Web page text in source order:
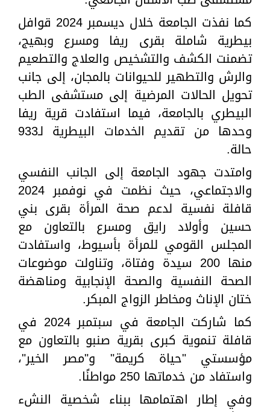
كما نفذت الجامعة خلال ديسمبر 2024 قوافل
بيطرية شاملة بقرى ريفا ومسرع وبهيج،
تضمنت الكشف والتشخيص والعلاج والتطعيم
والرش والتطهير للحيوانات بالمجان، إلى جانب
تحويل الحالات المرضية إلى مستشفى الطب
البيطري بالجامعة، فيما استفادت قرية ريفا
وحدها من تقديم الخدمات البيطرية لـ933
حالة.
وامتدت جهود الجامعة إلى الجانب النفسي
والاجتماعي، حيث نظمت في نوفمبر 2024
قافلة نفسية لدعم صحة المرأة بقرى بني
حسين وأولاد رايق ومسرع بالتعاون مع
المجلس القومي للمرأة بأسيوط، واستفادت
منها 200 سيدة وفتاة، وتناولت موضوعات
الصحة النفسية والصحة الإنجابية ومناهضة
ختان الإناث ومخاطر الزواج المبكر.
كما شاركت الجامعة في سبتمبر 2024 في
قافلة تنموية كبرى بقرية صنبو بالتعاون مع
مؤسستي "حياة كريمة" و"مصر الخير"،
واستفاد من خدماتها 250 مواطنًا.
وفي إطار اهتمامها ببناء شخصية النشء